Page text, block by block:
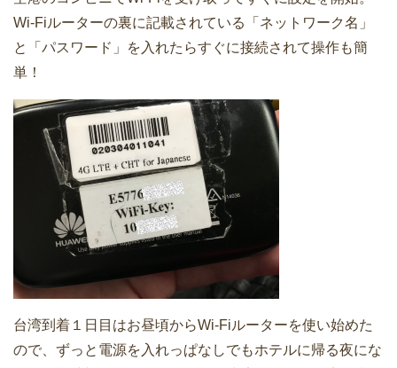
Wi-Fiルーターの裏に記載されている「ネットワーク名」
と「パスワード」を入れたらすぐに接続されて操作も簡
単！
台湾到着１日目はお昼頃からWi-Fiルーターを使い始めた
ので、ずっと電源を入れっぱなしでもホテルに帰る夜にな